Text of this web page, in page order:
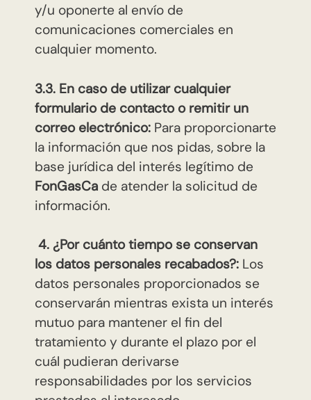
y/u oponerte al envío de
comunicaciones comerciales en
cualquier momento.
3.3. En caso de utilizar cualquier
formulario de contacto o remitir un
correo electrónico: Para proporcionarte
la información que nos pidas, sobre la
base jurídica del interés legítimo de
FonGasCa de atender la solicitud de
información.
4. ¿Por cuánto tiempo se conservan
los datos personales recabados?: Los
datos personales proporcionados se
conservarán mientras exista un interés
mutuo para mantener el fin del
tratamiento y durante el plazo por el
cuál pudieran derivarse
responsabilidades por los servicios